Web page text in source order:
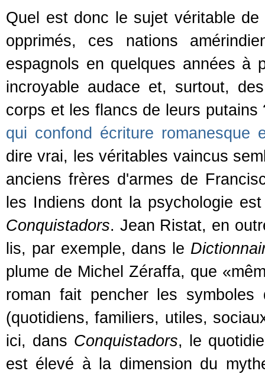
Quel est donc le sujet véritable
opprimés, ces nations
espagnols en quelques années à
incroyable audace et, surtout,
corps et les flancs de leurs
qui confond écriture romanesque
dire vrai, les véritables vaincus
anciens frères d'armes de
les Indiens dont la psychologie
Conquistadors. Jean Ristat, en
lis, par exemple, dans le
plume de Michel Zéraffa, que
roman fait pencher les
(quotidiens, familiers, utiles,
ici, dans Conquistadors, le
est élevé à la dimension du